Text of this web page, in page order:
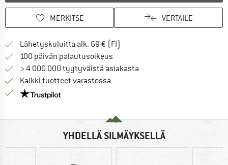
MERKITSE VERTAILE
Lähetyskuluitta alk. 69 € (FI)
100 päivän palautusoikeus
> 4 000 000 tyytyväistä asiakasta
Kaikki tuotteet varastossa
Meillä on Trustpilot -sertifiointi - lue lisää tästä!
YHDELLÄ SILMÄYKSELLÄ